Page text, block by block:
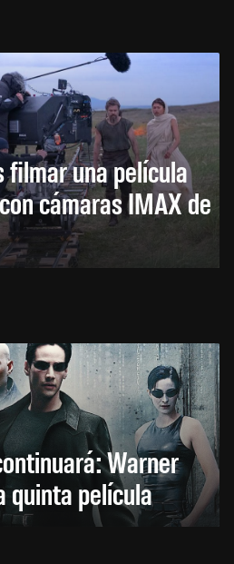
filmar una película
cámaras IMAX de
Warner
quinta película